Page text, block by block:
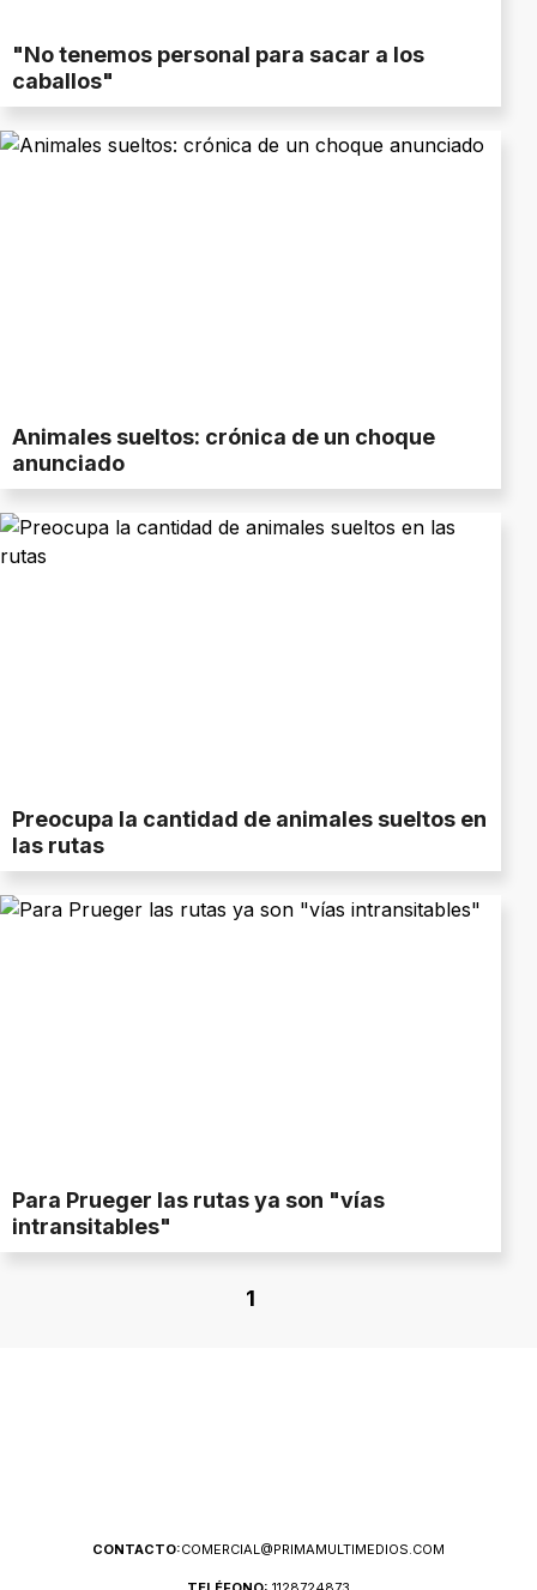
"No tenemos personal para sacar a los
caballos"
Animales sueltos: crónica de un choque
anunciado
Preocupa la cantidad de animales sueltos en
las rutas
Para Prueger las rutas ya son "vías
intransitables"
1
CONTACTO:COMERCIAL@PRIMAMULTIMEDIOS.COM